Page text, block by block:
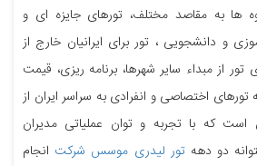
ها به مقاصد مختلف، تورهای جایزه ای و
و دانشجویی ، تور برای ایرانیان خارج از
تور از مبداء سایر شهرها، برنامه ریزی، قیمت
اختصاصی و انفرادی به سراسر ایران از
که با تجربه و توان عملیاتی مدیران
دو دههتور لیدری موسس شرکت انجام